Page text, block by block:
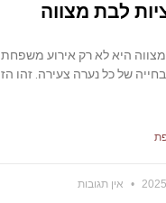
לבת מצווה
היא לא רק אירוע
של כל נערה צעירה. זהו
אין תגובות